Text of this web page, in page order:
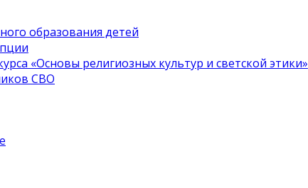
образования детей
«Основы религиозных культур и светской этики»
СВО